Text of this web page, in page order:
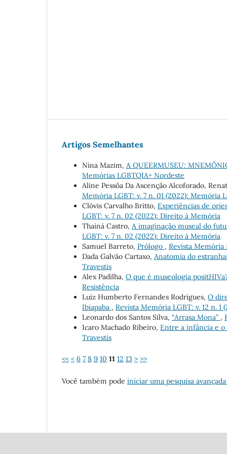
Artigos Semelhantes
Nina Mazim, A QUEERMUSEU:
Memórias LGBTQIA+ Nordeste
Aline Pessôa Da Ascenção Alcoforado,
Memória LGBT: v. 7 n. 01 (2022): Memória
Clóvis Carvalho Britto, Experiências de
LGBT: v. 7 n. 02 (2022): Direito à Memória
Thainá Castro, A imaginação museal do
LGBT: v. 7 n. 02 (2022): Direito à Memória
Samuel Barreto, Prólogo , Revista Memória
Dada Galvão Cartaxo, Anatomia do
Travestis
Alex Padilha, O que é museologia
Resistência
Luiz Humberto Fernandes Rodrigues, O
Ibiapaba , Revista Memória LGBT: v. 12 n.
Leonardo dos Santos Silva, “Arrasa Mona” ,
Icaro Machado Ribeiro, Entre a infância e
Travestis
<< < 6 7 8 9 10 11 12 13 > >>
Você também pode iniciar uma pesquisa